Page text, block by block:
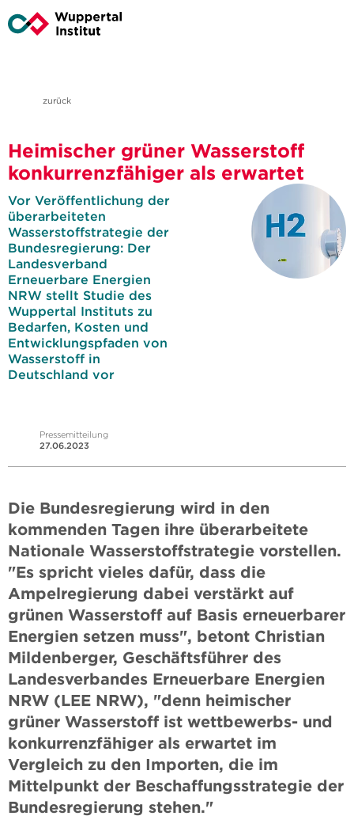
zurück
Heimischer grüner Wasserstoff
konkurrenzfähiger als erwartet
Vor Veröffentlichung der
überarbeiteten
Wasserstoffstrategie der
Bundesregierung: Der
Landesverband
Erneuerbare Energien
NRW stellt Studie des
Wuppertal Instituts zu
Bedarfen, Kosten und
Entwicklungspfaden von
Wasserstoff in
Deutschland vor
Pressemitteilung
27.06.2023
Die Bundesregierung wird in den
kommenden Tagen ihre überarbeitete
Nationale Wasserstoffstrategie vorstellen.
"Es spricht vieles dafür, dass die
Ampelregierung dabei verstärkt auf
grünen Wasserstoff auf Basis erneuerbarer
Energien setzen muss", betont Christian
Mildenberger, Geschäftsführer des
Landesverbandes Erneuerbare Energien
NRW (LEE NRW), "denn heimischer
grüner Wasserstoff ist wettbewerbs- und
konkurrenzfähiger als erwartet im
Vergleich zu den Importen, die im
Mittelpunkt der Beschaffungsstrategie der
Bundesregierung stehen."